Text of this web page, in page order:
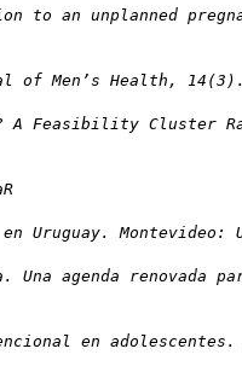
an unplanned
of Men’s Health, 14(3).
A Feasibility
Montevideo:
agenda
en adolescentes.